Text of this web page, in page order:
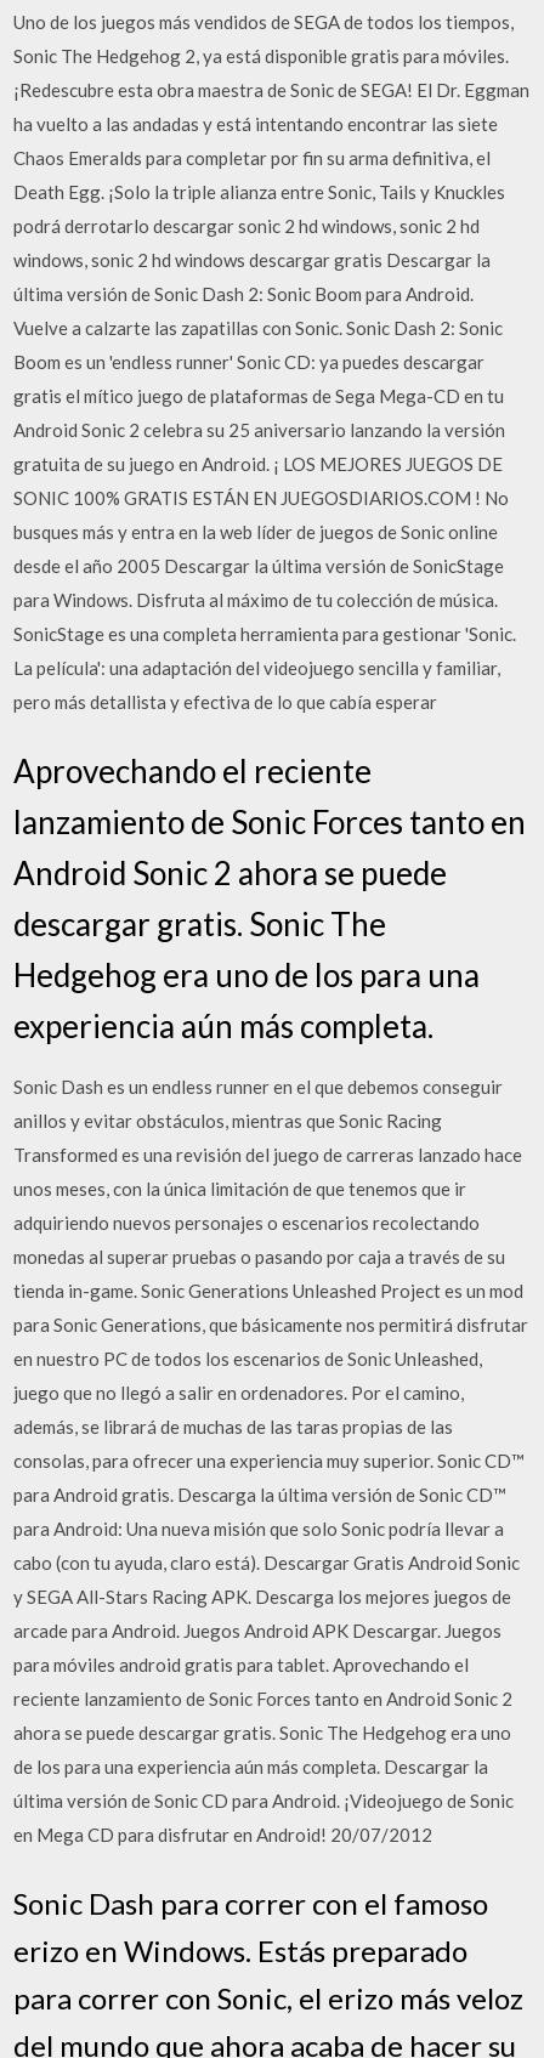
Uno de los juegos más vendidos de SEGA de todos los tiempos,
Sonic The Hedgehog 2, ya está disponible gratis para móviles.
¡Redescubre esta obra maestra de Sonic de SEGA! El Dr. Eggman
ha vuelto a las andadas y está intentando encontrar las siete
Chaos Emeralds para completar por fin su arma definitiva, el
Death Egg. ¡Solo la triple alianza entre Sonic, Tails y Knuckles
podrá derrotarlo descargar sonic 2 hd windows, sonic 2 hd
windows, sonic 2 hd windows descargar gratis Descargar la
última versión de Sonic Dash 2: Sonic Boom para Android.
Vuelve a calzarte las zapatillas con Sonic. Sonic Dash 2: Sonic
Boom es un 'endless runner' Sonic CD: ya puedes descargar
gratis el mítico juego de plataformas de Sega Mega-CD en tu
Android Sonic 2 celebra su 25 aniversario lanzando la versión
gratuita de su juego en Android. ¡ LOS MEJORES JUEGOS DE
SONIC 100% GRATIS ESTÁN EN JUEGOSDIARIOS.COM ! No
busques más y entra en la web líder de juegos de Sonic online
desde el año 2005 Descargar la última versión de SonicStage
para Windows. Disfruta al máximo de tu colección de música.
SonicStage es una completa herramienta para gestionar 'Sonic.
La película': una adaptación del videojuego sencilla y familiar,
pero más detallista y efectiva de lo que cabía esperar
Aprovechando el reciente
lanzamiento de Sonic Forces tanto en
Android Sonic 2 ahora se puede
descargar gratis. Sonic The
Hedgehog era uno de los para una
experiencia aún más completa.
Sonic Dash es un endless runner en el que debemos conseguir
anillos y evitar obstáculos, mientras que Sonic Racing
Transformed es una revisión del juego de carreras lanzado hace
unos meses, con la única limitación de que tenemos que ir
adquiriendo nuevos personajes o escenarios recolectando
monedas al superar pruebas o pasando por caja a través de su
tienda in-game. Sonic Generations Unleashed Project es un mod
para Sonic Generations, que básicamente nos permitirá disfrutar
en nuestro PC de todos los escenarios de Sonic Unleashed,
juego que no llegó a salir en ordenadores. Por el camino,
además, se librará de muchas de las taras propias de las
consolas, para ofrecer una experiencia muy superior. Sonic CD™
para Android gratis. Descarga la última versión de Sonic CD™
para Android: Una nueva misión que solo Sonic podría llevar a
cabo (con tu ayuda, claro está). Descargar Gratis Android Sonic
y SEGA All-Stars Racing APK. Descarga los mejores juegos de
arcade para Android. Juegos Android APK Descargar. Juegos
para móviles android gratis para tablet. Aprovechando el
reciente lanzamiento de Sonic Forces tanto en Android Sonic 2
ahora se puede descargar gratis. Sonic The Hedgehog era uno
de los para una experiencia aún más completa. Descargar la
última versión de Sonic CD para Android. ¡Videojuego de Sonic
en Mega CD para disfrutar en Android! 20/07/2012
Sonic Dash para correr con el famoso
erizo en Windows. Estás preparado
para correr con Sonic, el erizo más veloz
del mundo que ahora acaba de hacer su